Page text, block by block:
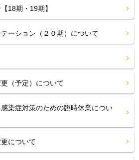
18期・19期】
ーション（２０期）について
（予定）について
染症対策のための臨時休業につい
について